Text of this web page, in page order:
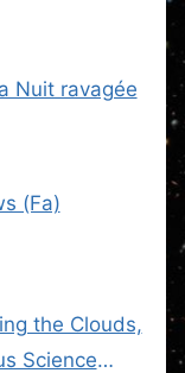
Nuit ravagée
(Fa)
the Clouds,
Science